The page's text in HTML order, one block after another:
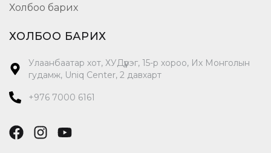
Холбоо барих
ХОЛБОО БАРИХ
Улаанбаатар хот, ХУДүүрэг, 15-р хороо, Их Монголын
гудамж, Uniq Center, 2 давхарт
+976 7000 6161